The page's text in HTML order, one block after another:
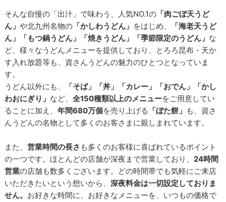
そんな自慢の「出汁」で味わう、人気NO.1の 「肉ごぼ天うど
ん」や北九州名物の 「かしわうどん」 をはじめ、
「海老天うど
ん」「もつ鍋うどん」「焼きうどん」「季節限定のうどん」 な
ど、様々なうどんメニューを提供しており、とろろ昆布・天か
す入れ放題等も、資さんうどんの魅力のひとつとなっていま
す。
うどん以外にも、
「そば」「丼」「カレー」「おでん」「かし
わおにぎり」 など、全150種類以上のメニューをご用意してい
ることに加え、年間680万個を売り上げる 「ぼた餅」 も、資さ
んうどんの名物として多くのお客さまに親しまれています。
また、営業時間の長さ も多くのお客様に喜ばれているポイント
の一つです。ほとんどの店舗が深夜まで営業しており、24時間
営業の店舗も数多くございます。どの時間帯でも気軽にご来店
いただきたいという想いから、深夜料金は一切設定しておりま
せん。 お好きな時間に、お好きなメニューを、いつもの価格で